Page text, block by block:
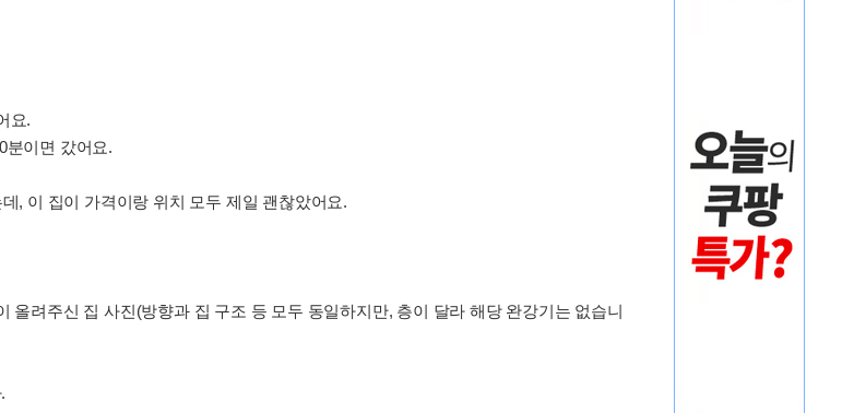
요.
분이면 갔어요.
, 이 집이 가격이랑 위치 모두 제일 괜찮았어요.
올려주신 집 사진(방향과 집 구조 등 모두 동일하지만, 층이 달라 해당 완강기는 없습니